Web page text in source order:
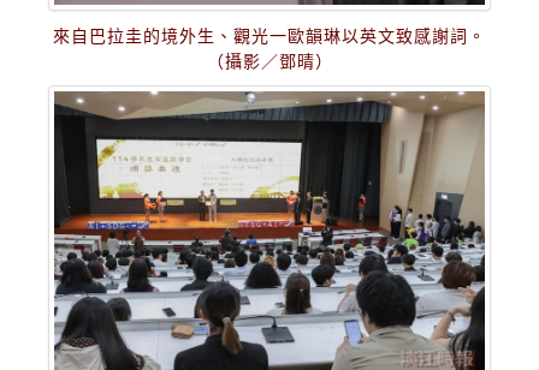
來自巴拉圭的境外生、觀光一歐韻琳以英文致感謝詞。
（攝影／鄧晴）